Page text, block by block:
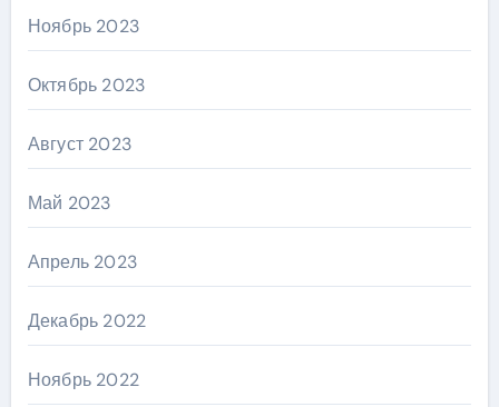
Ноябрь 2023
Октябрь 2023
Август 2023
Май 2023
Апрель 2023
Декабрь 2022
Ноябрь 2022